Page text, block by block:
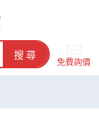
搜尋
免費詢價